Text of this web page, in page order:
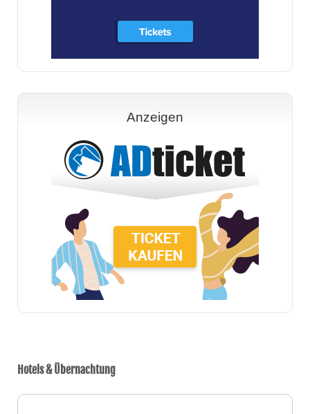
Anzeigen
Hotels & Übernachtung